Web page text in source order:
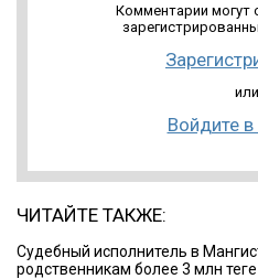
Комментарии могут
или
Войдите в
ЧИТАЙТЕ ТАКЖЕ:
Судебный исполнитель в
родственникам более 3 млн